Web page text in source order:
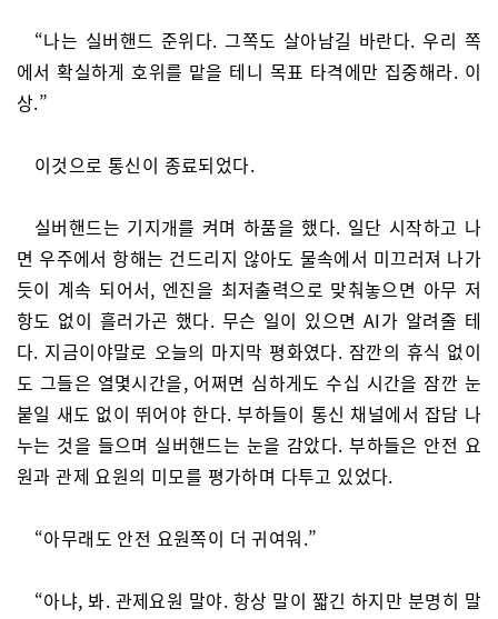
“나는 실버핸드 준위다. 그쪽도 살아남길 바란다. 우리 쪽
에서 확실하게 호위를 맡을 테니 목표 타격에만 집중해라. 이
상.”
이것으로 통신이 종료되었다.
실버핸드는 기지개를 켜며 하품을 했다. 일단 시작하고 나
면 우주에서 항해는 건드리지 않아도 물속에서 미끄러져 나가
듯이 계속 되어서, 엔진을 최저출력으로 맞춰놓으면 아무 저
항도 없이 흘러가곤 했다. 무슨 일이 있으면 AI가 알려줄 테
다. 지금이야말로 오늘의 마지막 평화였다. 잠깐의 휴식 없이
도 그들은 열몇시간을, 어쩌면 심하게도 수십 시간을 잠깐 눈
붙일 새도 없이 뛰어야 한다. 부하들이 통신 채널에서 잡담 나
누는 것을 들으며 실버핸드는 눈을 감았다. 부하들은 안전 요
원과 관제 요원의 미모를 평가하며 다투고 있었다.
“아무래도 안전 요원쪽이 더 귀여워.”
“아냐, 봐. 관제요원 말야. 항상 말이 짧긴 하지만 분명히 말